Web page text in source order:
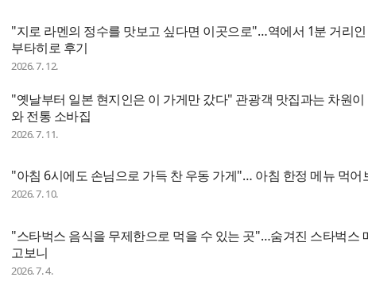
"지로 라멘의 정수를 맛보고 싶다면 이곳으로"…역에서 1분 거리
부타히로 후기
2026. 7. 12.
"옛날부터 일본 현지인은 이 가게만 갔다" 관광객 맛집과는 차원
와 전통 소바집
2026. 7. 11.
"아침 6시에도 손님으로 가득 찬 우동 가게"… 아침 한정 메뉴 먹어
2026. 7. 10.
"스타벅스 음식을 무제한으로 먹을 수 있는 곳"…숨겨진 스타벅스
고보니
2026. 7. 4.